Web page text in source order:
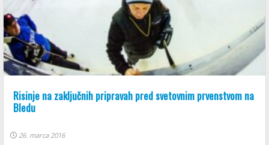
Risinje na zaključnih pripravah pred svetovnim prvenstvom na
Bledu
26. marca 2016